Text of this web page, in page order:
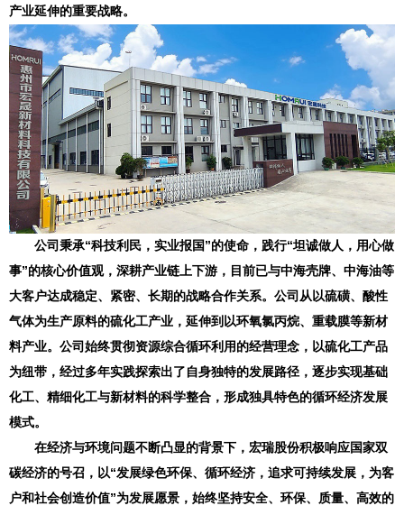
产业延伸的重要战略。
公司秉承“科技利民，实业报国”的使命，践行“坦诚做人，用心做
事”的核心价值观，深耕产业链上下游，目前已与中海壳牌、中海油等
大客户达成稳定、紧密、长期的战略合作关系。公司从以硫磺、酸性
气体为生产原料的硫化工产业，延伸到以环氧氯丙烷、重载膜等新材
料产业。公司始终贯彻资源综合循环利用的经营理念，以硫化工产品
为纽带，经过多年实践探索出了自身独特的发展路径，逐步实现基础
化工、精细化工与新材料的科学整合，形成独具特色的循环经济发展
模式。
在经济与环境问题不断凸显的背景下，宏瑞股份积极响应国家双
碳经济的号召，以“发展绿色环保、循环经济，追求可持续发展，为客
户和社会创造价值”为发展愿景，始终坚持安全、环保、质量、高效的